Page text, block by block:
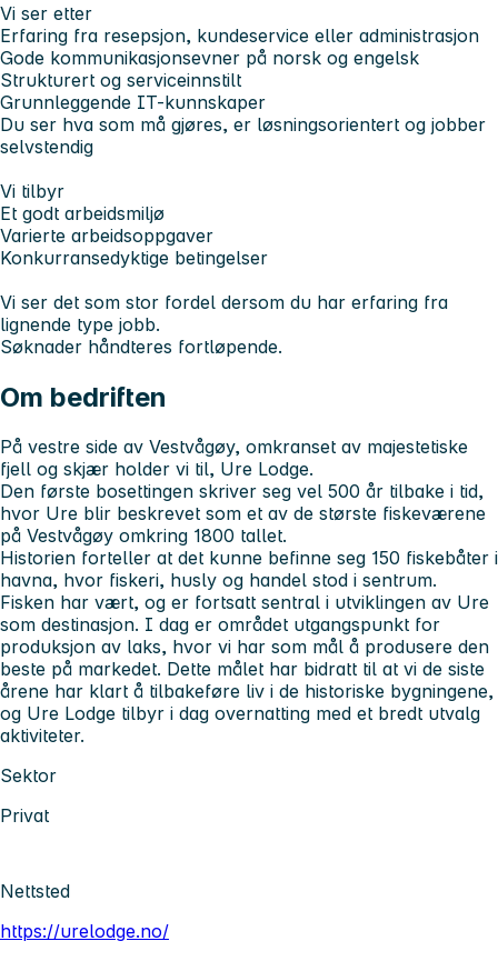
Vi ser etter
Erfaring fra resepsjon, kundeservice eller administrasjon
Gode kommunikasjonsevner på norsk og engelsk
Strukturert og serviceinnstilt
Grunnleggende IT-kunnskaper
Du ser hva som må gjøres, er løsningsorientert og jobber
selvstendig
Vi tilbyr
Et godt arbeidsmiljø
Varierte arbeidsoppgaver
Konkurransedyktige betingelser
Vi ser det som stor fordel dersom du har erfaring fra
lignende type jobb.
Søknader håndteres fortløpende.
Om bedriften
På vestre side av Vestvågøy, omkranset av majestetiske
fjell og skjær holder vi til, Ure Lodge.
Den første bosettingen skriver seg vel 500 år tilbake i tid,
hvor Ure blir beskrevet som et av de største fiskeværene
på Vestvågøy omkring 1800 tallet.
Historien forteller at det kunne befinne seg 150 fiskebåter i
havna, hvor fiskeri, husly og handel stod i sentrum.
Fisken har vært, og er fortsatt sentral i utviklingen av Ure
som destinasjon. I dag er området utgangspunkt for
produksjon av laks, hvor vi har som mål å produsere den
beste på markedet. Dette målet har bidratt til at vi de siste
årene har klart å tilbakeføre liv i de historiske bygningene,
og Ure Lodge tilbyr i dag overnatting med et bredt utvalg
aktiviteter.
Sektor
Privat
Nettsted
https://urelodge.no/